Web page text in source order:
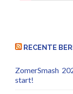
RECENTE
ZomerSmash
start!